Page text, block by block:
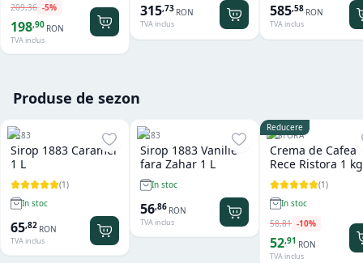
209,36 -5%
198,90 RON
TVA inclus
315,73 RON
TVA inclus
585,58 RON
TVA inclus
Produse de sezon
1883
Sirop 1883 Caramel
1 L
(1)
In stoc
65,82 RON
TVA inclus
1883
Sirop 1883 Vanilie
fara Zahar 1 L
In stoc
56,86 RON
TVA inclus
Reducere
RISTORA
Crema de Cafea
Rece Ristora 1 kg
(1)
In stoc
58,81 -10%
52,91 RON
TVA inclus